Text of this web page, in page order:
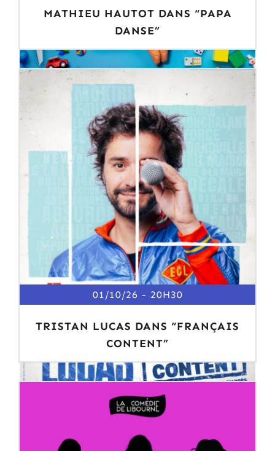
MATHIEU HAUTOT DANS “PAPA
DANSE”
01/10/26 20H30
TRISTAN LUCAS DANS “FRANÇAIS
CONTENT”